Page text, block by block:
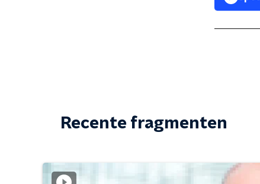
Recente fragmenten